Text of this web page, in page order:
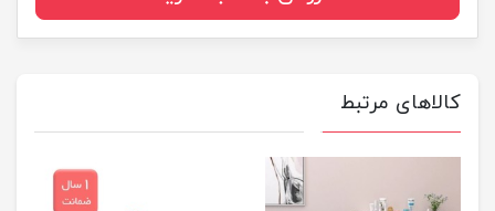
کالاهای مرتبط